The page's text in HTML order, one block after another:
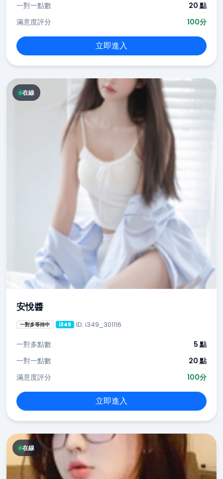
一對一點數
20 點
滿意度評分
100分
立即進入
在線
安悅醬
一對多等待中 i349 ID: i349_301116
一對多點數
5 點
一對一點數
20 點
滿意度評分
100分
立即進入
在線